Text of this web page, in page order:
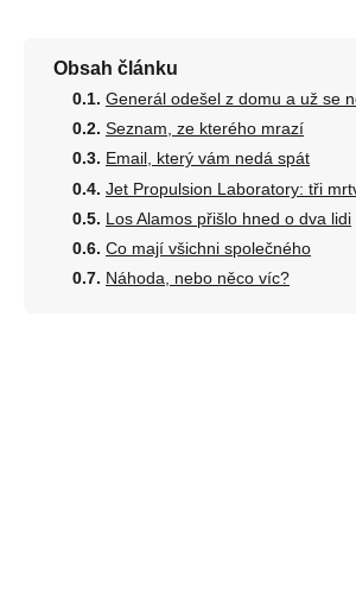
Obsah článku
Generál odešel z domu a už se
Seznam, ze kterého mrazí
Email, který vám nedá spát
Jet Propulsion Laboratory: tři
Los Alamos přišlo hned o dva lidi
Co mají všichni společného
Náhoda, nebo něco víc?